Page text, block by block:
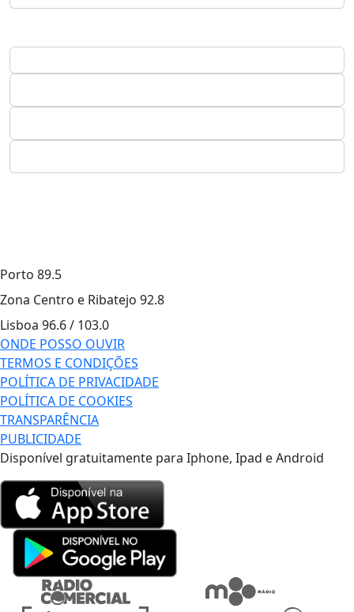
Porto 89.5
Zona Centro e Ribatejo 92.8
Lisboa 96.6 / 103.0
ONDE POSSO OUVIR
TERMOS E CONDIÇÕES
POLÍTICA DE PRIVACIDADE
POLÍTICA DE COOKIES
TRANSPARÊNCIA
PUBLICIDADE
Disponível gratuitamente para Iphone, Ipad e Android